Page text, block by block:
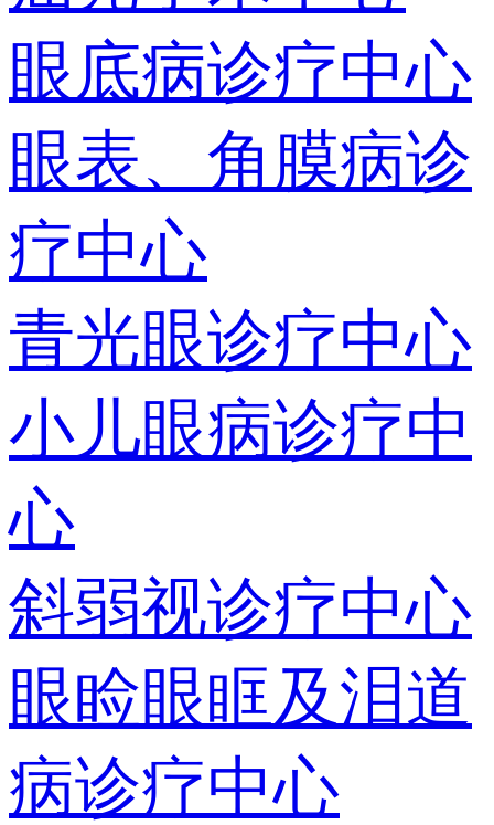
眼底病诊疗中心
眼表、角膜病诊
疗中心
青光眼诊疗中心
小儿眼病诊疗中
心
斜弱视诊疗中心
眼睑眼眶及泪道
病诊疗中心